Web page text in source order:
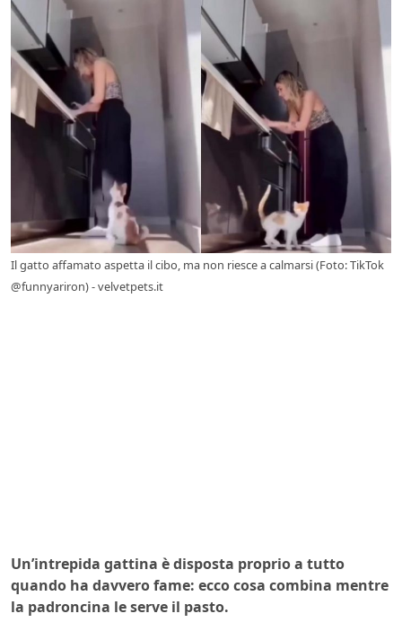
Il gatto affamato aspetta il cibo, ma non riesce a calmarsi (Foto: TikTok
@funnyariron) - velvetpets.it
Un’intrepida gattina è disposta proprio a tutto
quando ha davvero fame: ecco cosa combina mentre
la padroncina le serve il pasto.